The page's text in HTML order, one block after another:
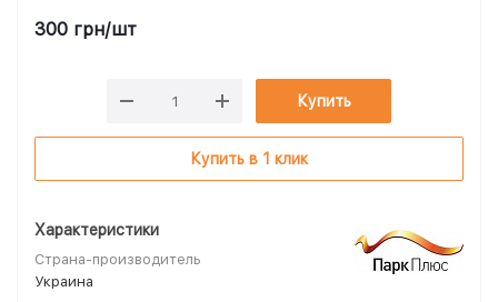
Характеристики
Страна-производитель
Украина
300 грн/шт
Купить
Купить в 1 клик